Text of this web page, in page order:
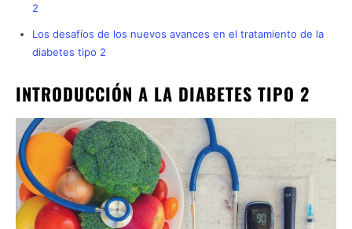
2
Los desafíos de los nuevos avances en el tratamiento de la
diabetes tipo 2
INTRODUCCIÓN A LA DIABETES TIPO 2